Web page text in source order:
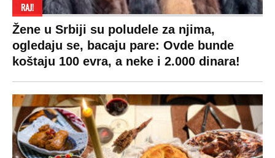
RAJ!
Žene u Srbiji su poludele za njima,
ogledaju se, bacaju pare: Ovde bunde
koštaju 100 evra, a neke i 2.000 dinara!